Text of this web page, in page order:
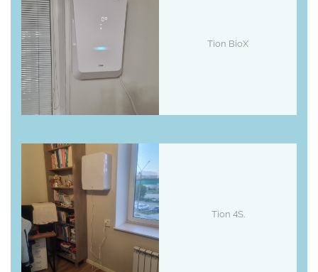
Tion BioX
Tion 4S.